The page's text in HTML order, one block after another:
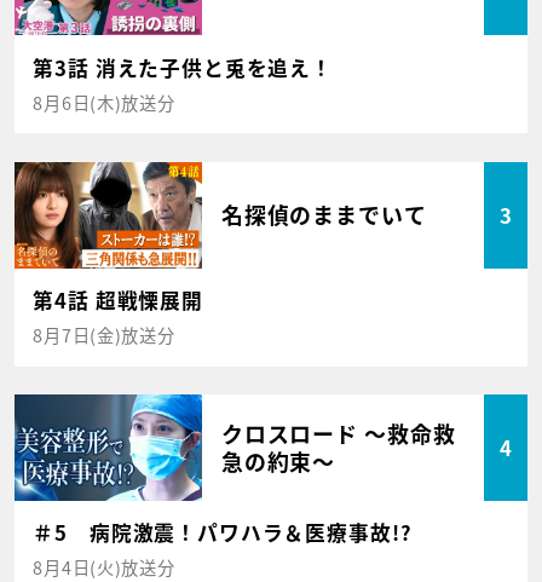
第3話 消えた子供と兎を追え！
8月6日(木)放送分
名探偵のままでいて 3
第4話 超戦慄展開
8月7日(金)放送分
クロスロード ～救命救
急の約束～
4
＃5 病院激震！パワハラ＆医療事故!?
8月4日(火)放送分